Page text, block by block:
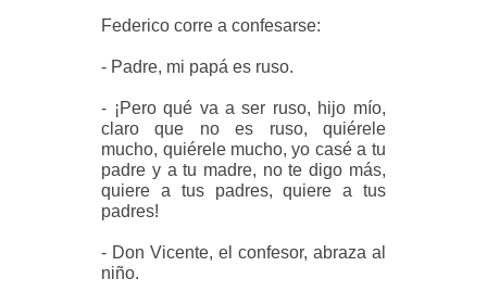
Federico corre a confesarse:
- Padre, mi papá es ruso.
- ¡Pero qué va a ser ruso, hijo mío,
claro que no es ruso, quiérele
mucho, quiérele mucho, yo casé a tu
padre y a tu madre, no te digo más,
quiere a tus padres, quiere a tus
padres!
- Don Vicente, el confesor, abraza al
niño.